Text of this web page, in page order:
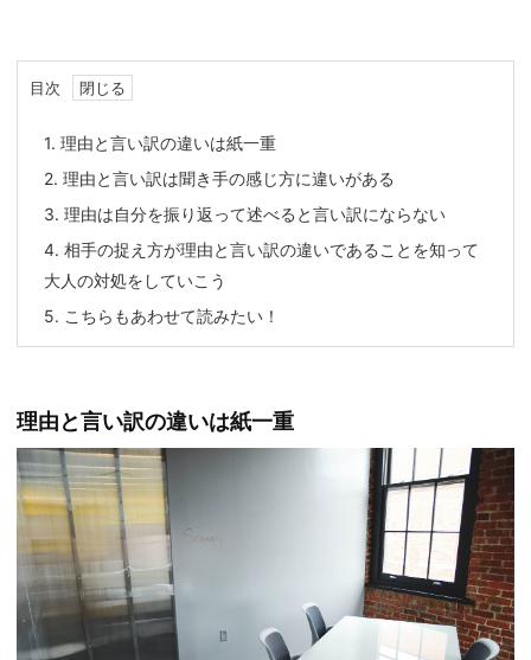
目次
1. 理由と言い訳の違いは紙一重
2. 理由と言い訳は聞き手の感じ方に違いがある
3. 理由は自分を振り返って述べると言い訳にならない
4. 相手の捉え方が理由と言い訳の違いであることを知って
大人の対処をしていこう
5. こちらもあわせて読みたい！
理由と言い訳の違いは紙一重